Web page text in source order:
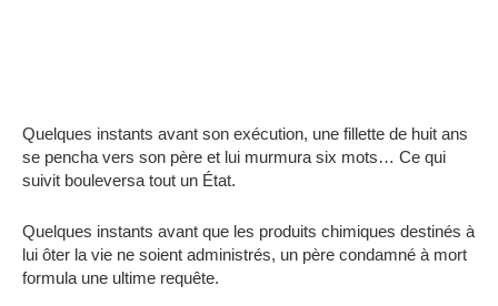
Quelques instants avant son exécution, une fillette de huit ans
se pencha vers son père et lui murmura six mots… Ce qui
suivit bouleversa tout un État.
Quelques instants avant que les produits chimiques destinés à
lui ôter la vie ne soient administrés, un père condamné à mort
formula une ultime requête.